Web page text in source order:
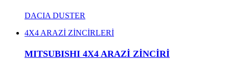
DACIA DUSTER
4X4 ARAZİ ZİNCİRLERİ
MITSUBISHI 4X4 ARAZİ ZİNCİRİ